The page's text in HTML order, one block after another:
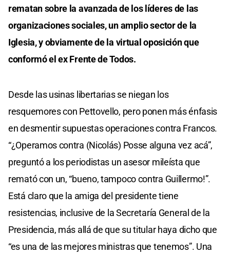
rematan sobre la avanzada de los líderes de las
organizaciones sociales, un amplio sector de la
Iglesia, y obviamente de la virtual oposición que
conformó el ex Frente de Todos.
Desde las usinas libertarias se niegan los
resquemores con Pettovello, pero ponen más énfasis
en desmentir supuestas operaciones contra Francos.
“¿Operamos contra (Nicolás) Posse alguna vez acá”,
preguntó a los periodistas un asesor mileísta que
remató con un, “bueno, tampoco contra Guillermo!”.
Está claro que la amiga del presidente tiene
resistencias, inclusive de la Secretaría General de la
Presidencia, más allá de que su titular haya dicho que
“es una de las mejores ministras que tenemos”. Una